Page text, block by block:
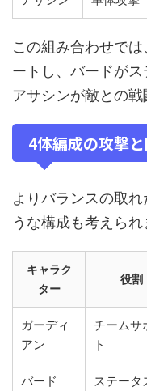
この組み合わせで
ートし、バードがス
アサシンが敵との戦
4体編成の攻撃
よりバランスの取
うな構成も考えられ
キャラク
ター
役割
ガーディ
アン
チームサ
ト
バード
ステータ